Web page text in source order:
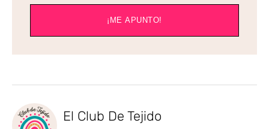
¡ME APUNTO!
El Club De Tejido